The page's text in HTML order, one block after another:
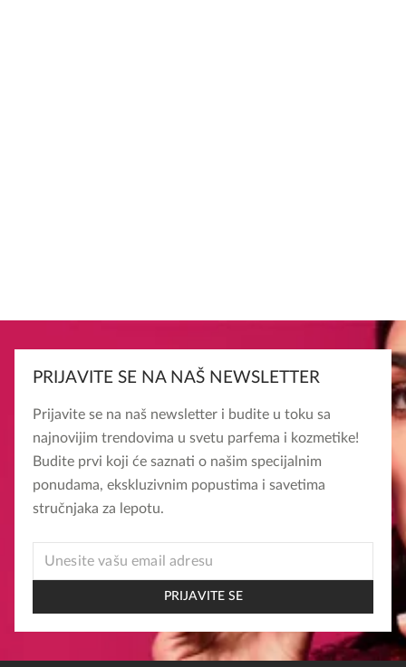
PRIJAVITE SE NA NAŠ NEWSLETTER
Prijavite se na naš newsletter i budite u toku sa
najnovijim trendovima u svetu parfema i kozmetike!
Budite prvi koji će saznati o našim specijalnim
ponudama, ekskluzivnim popustima i savetima
stručnjaka za lepotu.
EMAIL
PRIJAVITE SE